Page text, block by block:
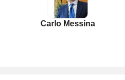
Carlo Messina